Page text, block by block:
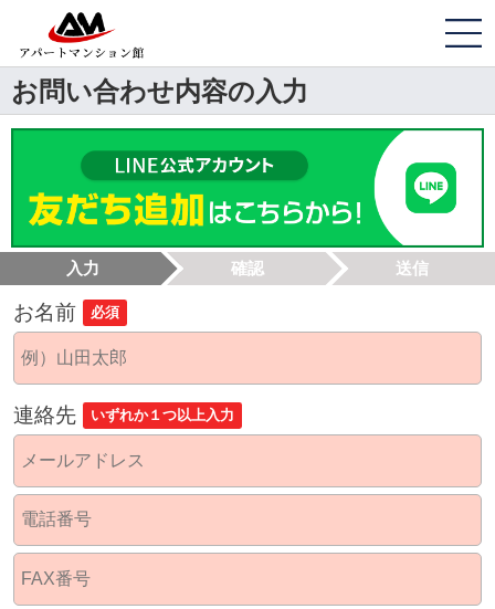
お問い合わせ内容の入力
入力 確認 送信
お名前 必須
連絡先 いずれか１つ以上入力